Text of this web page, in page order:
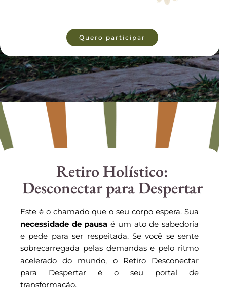
Quero participar
Retiro Holístico:
Desconectar para Despertar
Este é o chamado que o seu corpo espera. Sua
necessidade de pausa é um ato de sabedoria
e pede para ser respeitada. Se você se sente
sobrecarregada pelas demandas e pelo ritmo
acelerado do mundo, o Retiro Desconectar
para Despertar é o seu portal de
transformação.